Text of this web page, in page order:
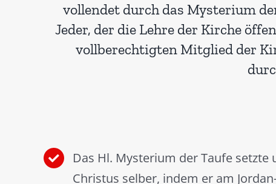
vollendet durch das Mysterium
Jeder, der die Lehre der Kirche
vollberechtigten Mitglied der
Das Hl. Mysterium der Taufe setzte
Christus selber, indem er am